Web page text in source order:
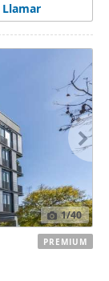
Llamar
1/40
PREMIUM